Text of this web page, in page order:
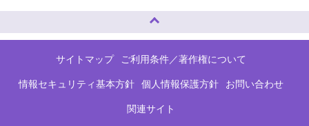
サイトマップ ご利用条件／著作権について
情報セキュリティ基本方針 個人情報保護方針 お問い合わせ
関連サイト